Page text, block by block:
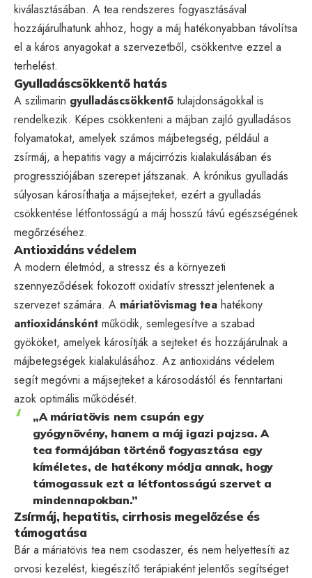
kiválasztásában. A tea rendszeres fogyasztásával
hozzájárulhatunk ahhoz, hogy a máj hatékonyabban távolítsa
el a káros anyagokat a szervezetből, csökkentve ezzel a
terhelést.
Gyulladáscsökkentő hatás
A szilimarin gyulladáscsökkentő tulajdonságokkal is
rendelkezik. Képes csökkenteni a májban zajló gyulladásos
folyamatokat, amelyek számos májbetegség, például a
zsírmáj, a hepatitis vagy a májcirrózis kialakulásában és
progressziójában szerepet játszanak. A krónikus gyulladás
súlyosan károsíthatja a májsejteket, ezért a gyulladás
csökkentése létfontosságú a máj hosszú távú egészségének
megőrzéséhez.
Antioxidáns védelem
A modern életmód, a stressz és a környezeti
szennyeződések fokozott oxidatív stresszt jelentenek a
szervezet számára. A máriatövismag tea hatékony
antioxidánsként működik, semlegesítve a szabad
gyököket, amelyek károsítják a sejteket és hozzájárulnak a
májbetegségek kialakulásához. Az antioxidáns védelem
segít megóvni a májsejteket a károsodástól és fenntartani
azok optimális működését.
„A máriatövis nem csupán egy
gyógynövény, hanem a máj igazi pajzsa. A
tea formájában történő fogyasztása egy
kíméletes, de hatékony módja annak, hogy
támogassuk ezt a létfontosságú szervet a
mindennapokban.”
Zsírmáj, hepatitis, cirrhosis megelőzése és
támogatása
Bár a máriatövis tea nem csodaszer, és nem helyettesíti az
orvosi kezelést, kiegészítő terápiaként jelentős segítséget